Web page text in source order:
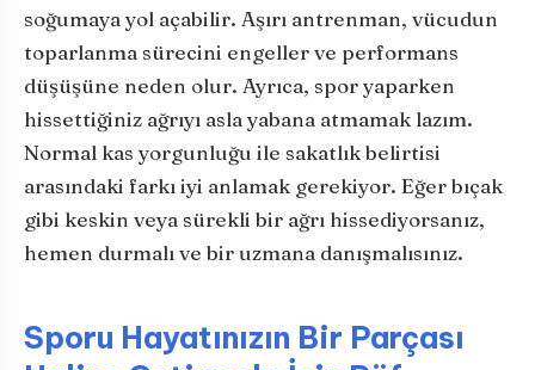
soğumaya yol açabilir. Aşırı antrenman, vücudun
toparlanma sürecini engeller ve performans
düşüşüne neden olur. Ayrıca, spor yaparken
hissettiğiniz ağrıyı asla yabana atmamak lazım.
Normal kas yorgunluğu ile sakatlık belirtisi
arasındaki farkı iyi anlamak gerekiyor. Eğer bıçak
gibi keskin veya sürekli bir ağrı hissediyorsanız,
hemen durmalı ve bir uzmana danışmalısınız.
Sporu Hayatınızın Bir Parçası